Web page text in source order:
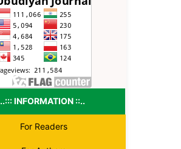
..::: INFORMATION ::..
For Readers